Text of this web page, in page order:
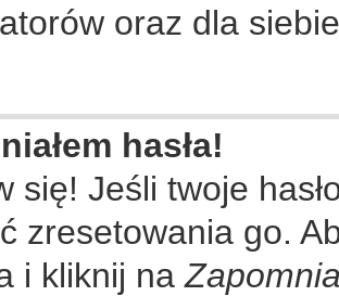
oraz dla
hasła!
się! Jeśli twoje
zresetowania go.
i kliknij na